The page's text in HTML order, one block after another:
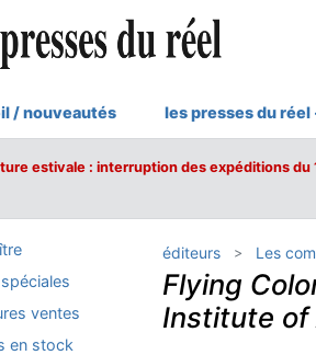
/ nouveautés les presses du
estivale : interruption des expéditions
ventes
en stock
éditeurs Les
Flying
Institute